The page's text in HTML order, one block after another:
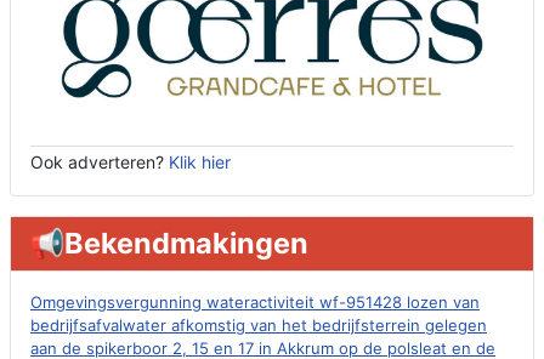
Ook adverteren? Klik hier
📢Bekendmakingen
Omgevingsvergunning wateractiviteit wf-951428 lozen van
bedrijfsafvalwater afkomstig van het bedrijfsterrein gelegen
aan de spikerboor 2, 15 en 17 in Akkrum op de polsleat en de